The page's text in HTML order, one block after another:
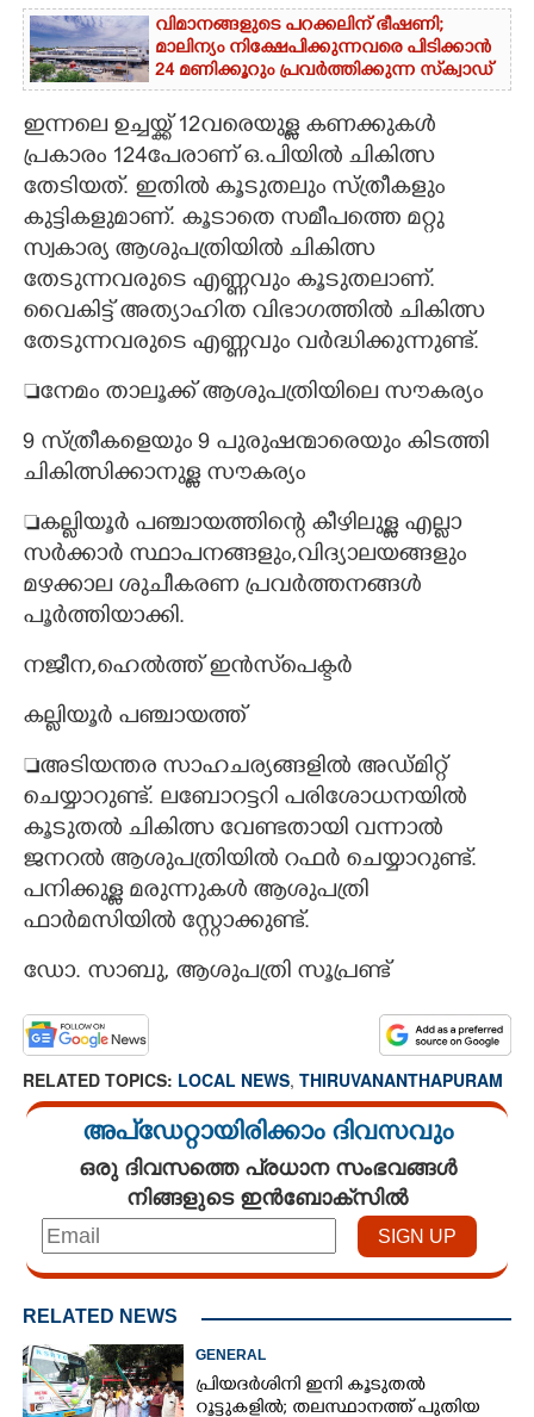
CONTACT US
വിമാനങ്ങളുടെ പറക്കലിന് ഭീഷണി;​
മാലിന്യം നിക്ഷേപിക്കുന്നവരെ പിടിക്കാൻ
24 മണിക്കൂറും പ്രവർത്തിക്കുന്ന സ്‌ക്വാഡ്
ഇന്നലെ ഉച്ചയ്ക്ക് 12വരെയുള്ള കണക്കുകൾ
പ്രകാരം 124പേരാണ് ഒ.പിയിൽ ചികിത്സ
തേടിയത്. ഇതിൽ കൂടുതലും സ്ത്രീകളും
കുട്ടികളുമാണ്. കൂടാതെ സമീപത്തെ മറ്റു
സ്വകാര്യ ആശുപത്രിയിൽ ചികിത്സ
തേടുന്നവരുടെ എണ്ണവും കൂടുതലാണ്.
വൈകിട്ട് അത്യാഹിത വിഭാഗത്തിൽ ചികിത്സ
തേടുന്നവരുടെ എണ്ണവും വർദ്ധിക്കുന്നുണ്ട്.
നേമം താലൂക്ക് ആശുപത്രിയിലെ സൗകര്യം
9 സ്ത്രീകളെയും 9 പുരുഷന്മാരെയും കിടത്തി
ചികിത്സിക്കാനുള്ള സൗകര്യം
കല്ലിയൂർ പഞ്ചായത്തിന്റെ കീഴിലുള്ള എല്ലാ
സർക്കാർ സ്ഥാപനങ്ങളും,വിദ്യാലയങ്ങളും
മഴക്കാല ശുചീകരണ പ്രവർത്തനങ്ങൾ
പൂർത്തിയാക്കി.
നജീന,ഹെൽത്ത്‌ ഇൻസ്‌പെക്ടർ
കല്ലിയൂർ പഞ്ചായത്ത്‌
അടിയന്തര സാഹചര്യങ്ങളിൽ അഡ്മിറ്റ്‌
ചെയ്യാറുണ്ട്. ലബോറട്ടറി പരിശോധനയിൽ
കൂടുതൽ ചികിത്സ വേണ്ടതായി വന്നാൽ
ജനറൽ ആശുപത്രിയിൽ റഫർ ചെയ്യാറുണ്ട്.
പനിക്കുള്ള മരുന്നുകൾ ആശുപത്രി
ഫാർമസിയിൽ സ്റ്റോക്കുണ്ട്.
ഡോ. സാബു, ആശുപത്രി സൂപ്രണ്ട്
RELATED TOPICS: LOCAL NEWS, THIRUVANANTHAPURAM
അപ്ഡേറ്റായിരിക്കാം ദിവസവും
ഒരു ദിവസത്തെ പ്രധാന സംഭവങ്ങൾ
നിങ്ങളുടെ ഇൻബോക്സിൽ
RELATED NEWS
GENERAL
പ്രിയദർശിനി ഇനി കൂടുതൽ
റൂട്ടുകളിൽ; തലസ്ഥാനത്ത് പുതിയ